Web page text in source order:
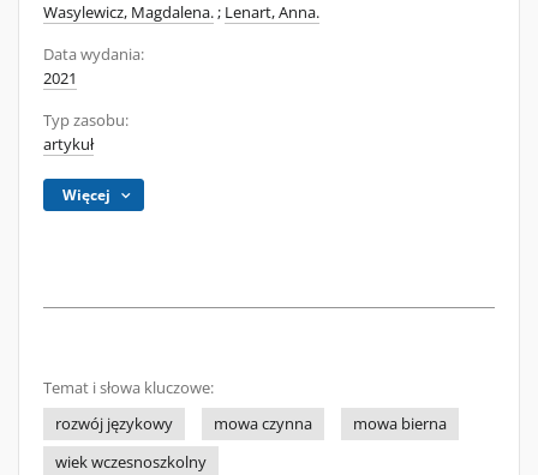
Wasylewicz, Magdalena.; Lenart, Anna.
Data wydania:
2021
Typ zasobu:
artykuł
Więcej
Temat i słowa kluczowe:
rozwój językowy
mowa czynna
mowa bierna
wiek wczesnoszkolny